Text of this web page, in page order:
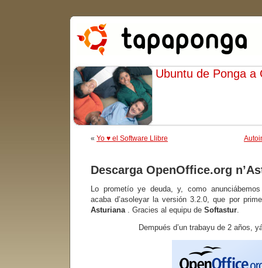
Ubuntu de Ponga
« Yo ♥ el Software Llibre
Descarga OpenOffice.org
Lo prometío ye deuda, y, como
acaba d’asoleyar la versión 3.2.0, que por
Asturiana . Gracies al equipu de Softastur.
Dempués d’un trabayu de 2 años,